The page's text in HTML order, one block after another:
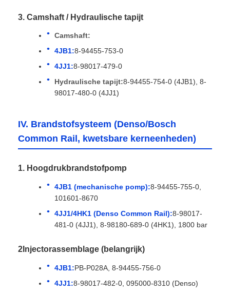
3. Camshaft / Hydraulische tapijt
Camshaft:
4JB1:8-94455-753-0
4JJ1:8-98017-479-0
Hydraulische tapijt:8-94455-754-0 (4JB1), 8-
98017-480-0 (4JJ1)
IV. Brandstofsysteem (Denso/Bosch
Common Rail, kwetsbare kerneenheden)
1. Hoogdrukbrandstofpomp
4JB1 (mechanische pomp):8-94455-755-0,
101601-8670
4JJ1/4HK1 (Denso Common Rail):8-98017-
481-0 (4JJ1), 8-98180-689-0 (4HK1), 1800 bar
2Injectorassemblage (belangrijk)
4JB1:PB-P028A, 8-94455-756-0
4JJ1:8-98017-482-0, 095000-8310 (Denso)